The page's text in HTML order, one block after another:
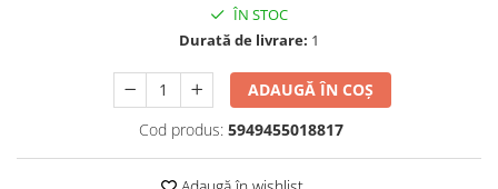
ÎN STOC
Durată de livrare: 1
ADAUGĂ ÎN COȘ
Cod produs: 5949455018817